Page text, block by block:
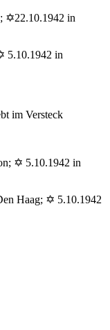
✡22.10.1942 in
5.10.1942 in
im Versteck
✡ 5.10.1942 in
Haag; ✡ 5.10.1942